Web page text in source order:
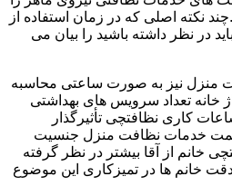
نکته اصلی که در زمان استفاده از
در نظر داشته باشید را بیان می
منزل نیز به صورت ساعتی محاسبه
تعداد سرویس های بهداشتی
کاری نظافتچی تأثیرگذار
خدمات نظافت منزل جنسیت
خانم از آقا بیشتر در نظر گرفته
خانم ها در تمیزکاری این موضوع